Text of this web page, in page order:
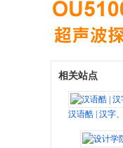
相关站点
汉语酷 | 汉字